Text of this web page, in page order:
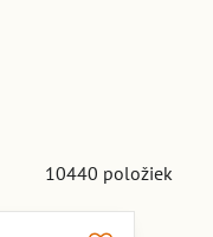
10440 položiek